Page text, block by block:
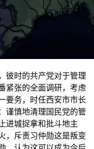
彼时的共产党对于管理
紧张的全面调研，考虑
要务，时任西安市市长
谨慎地清理国民党的管
进城捉拿和批斗地主
，斥责习仲勋这是叛变